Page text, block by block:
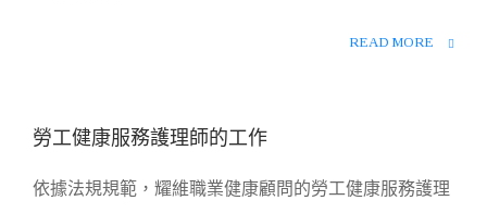
READ MORE
28
勞工健康服務護理師的工作
依據法規規範，耀維職業健康顧問的勞工健康服務護理